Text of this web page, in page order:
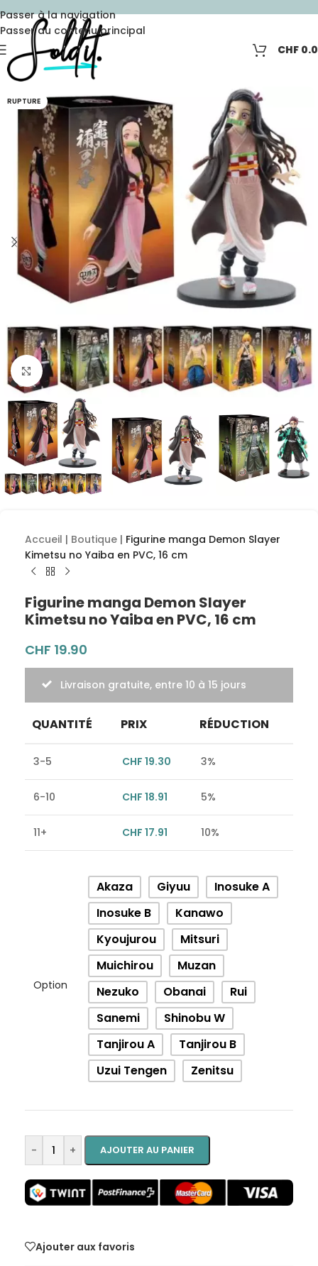
Passer à la navigation
Passer au contenu principal
CHF
RUPTURE
Cliquez pour agrandir
Accueil | Boutique | Figurine manga Demon Slayer
Kimetsu no Yaiba en PVC, 16 cm
Figurine manga Demon Slayer
Kimetsu no Yaiba en PVC, 16 cm
CHF 19.90
Livraison gratuite, entre 10 à 15 jours
QUANTITÉ PRIX RÉDUCTION
3-5 CHF 19.30 3%
6-10 CHF 18.91 5%
11+ CHF 17.91 10%
Option
Akaza Giyuu
Inosuke A
Inosuke B
Kanawo
Kyoujurou
Mitsuri
Muichirou
Muzan
Nezuko
Obanai
Rui
Sanemi
Shinobu W
Tanjirou A
Tanjirou B
Uzui Tengen
Zenitsu
- + AJOUTER AU PANIER
Ajouter aux favoris